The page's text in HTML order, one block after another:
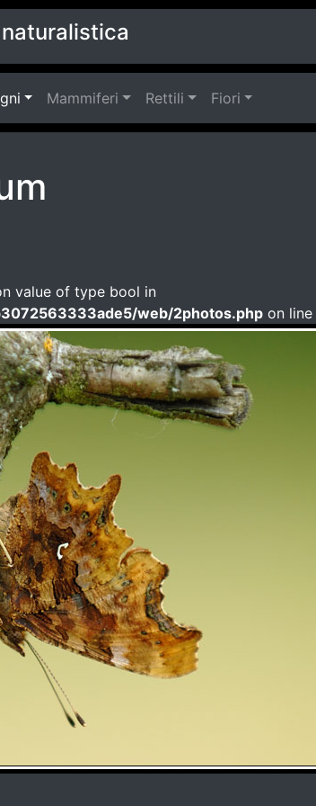
Mammiferi Rettili Fiori
value of type bool in
web/2photos.php on line